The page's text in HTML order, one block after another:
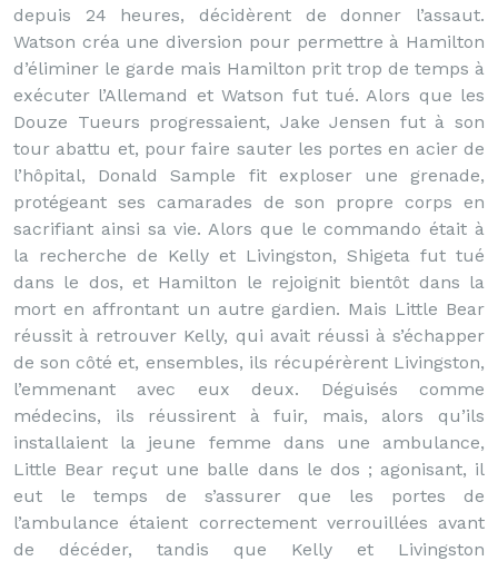
depuis 24 heures, décidèrent de donner l’assaut.
Watson créa une diversion pour permettre à Hamilton
d’éliminer le garde mais Hamilton prit trop de temps à
exécuter l’Allemand et Watson fut tué. Alors que les
Douze Tueurs progressaient, Jake Jensen fut à son
tour abattu et, pour faire sauter les portes en acier de
l’hôpital, Donald Sample fit exploser une grenade,
protégeant ses camarades de son propre corps en
sacrifiant ainsi sa vie. Alors que le commando était à
la recherche de Kelly et Livingston, Shigeta fut tué
dans le dos, et Hamilton le rejoignit bientôt dans la
mort en affrontant un autre gardien. Mais Little Bear
réussit à retrouver Kelly, qui avait réussi à s’échapper
de son côté et, ensembles, ils récupérèrent Livingston,
l’emmenant avec eux deux. Déguisés comme
médecins, ils réussirent à fuir, mais, alors qu’ils
installaient la jeune femme dans une ambulance,
Little Bear reçut une balle dans le dos ; agonisant, il
eut le temps de s’assurer que les portes de
l’ambulance étaient correctement verrouillées avant
de décéder, tandis que Kelly et Livingston